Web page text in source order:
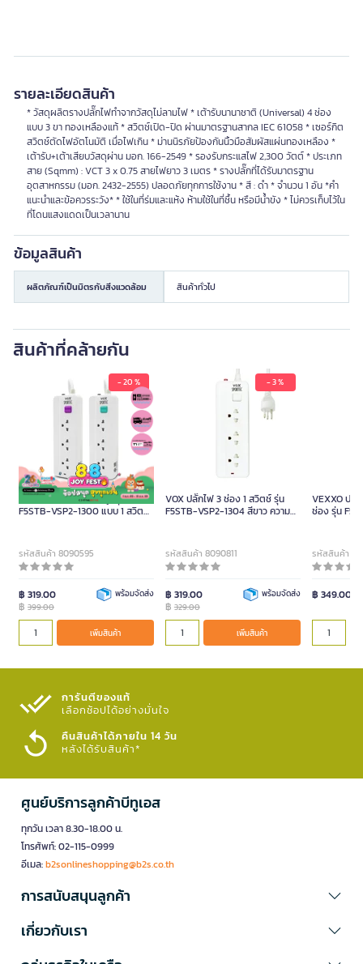
รายละเอียดสินค้า
* วัสดุผลิตรางปลั๊กไฟทำจากวัสดุไม่ลามไฟ * เต้ารับนานาชาติ (Universal) 4 ช่อง
แบบ 3 ขา ทองเหลืองแท้ * สวิตช์เปิด-ปิด ผ่านมาตรฐานสากล IEC 61058 * เซอร์กิต
สวิตช์ตัดไฟอัตโนมัติ เมื่อไฟเกิน * ม่านนิรภัยป้องกันนิ้วมือสัมผัสแผ่นทองเหลือง *
เต้ารับ+เต้าเสียบวัสดุผ่าน มอก. 166-2549 * รองรับกระแสไฟ 2,300 วัตต์ * ประเภท
สาย (Sqmm) : VCT 3 x 0.75 สายไฟยาว 3 เมตร * รางปลั๊กที่ได้รับมาตรฐาน
อุตสาหกรรม (มอก. 2432-2555) ปลอดภัยทุกการใช้งาน * สี : ดำ * จำนวน 1 อัน *คำ
แนะนำและข้อควรระวัง* * ใช้ในที่ร่มและแห้ง ห้ามใช้ในที่ชื้น หรือมีน้ำขัง * ไม่ควรเก็บไว้ใน
ที่โดนแสงแดดเป็นเวลานาน
ข้อมูลสินค้า
ผลิตภัณฑ์เป็นมิตรกับสิ่งแวดล้อม สินค้าทั่วไป
สินค้าที่คล้ายกัน
- 20 %
VEXXO ปลั๊กไฟ (แพ็คคู่) รุ่น
F5STB-VSP2-1300 แบบ 1 สวิตซ์
รหัสสินค้า 8090595
฿ 319.00
฿ 399.00
พร้อมจัดส่ง
เพิ่มสินค้า
- 3 %
VOX ปลั๊กไฟ 3 ช่อง 1 สวิตช์ รุ่น
F5STB-VSP2-1304 สีขาว ความ
รหัสสินค้า 8090811
฿ 319.00
฿ 329.00
พร้อมจัดส่ง
เพิ่มสินค้า
VEXXO ปลั๊
ช่อง รุ่น
รหัสสินค้า
฿ 349.00
การันตีของแท้
เลือกช้อปได้อย่างมั่นใจ​
คืนสินค้าได้ภายใน 14 วัน
หลังได้รับสินค้า*
ศูนย์บริการลูกค้าบีทูเอส
ทุกวัน เวลา 8.30-18.00 น.
โทรศัพท์: 02-115-0999
อีเมล:b2sonlineshopping@b2s.co.th
การสนับสนุนลูกค้า
เกี่ยวกับเรา